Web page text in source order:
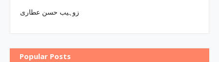
زوہیب حسن عطاری
Popular Posts